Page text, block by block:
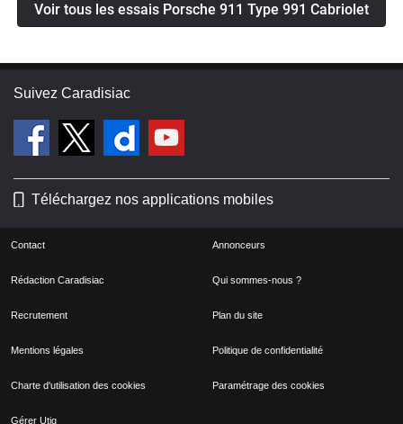
Voir tous les essais Porsche 911 Type 991 Cabriolet
Suivez Caradisiac
Téléchargez nos applications mobiles
Contact Annonceurs
Rédaction Caradisiac Qui sommes-nous ?
Recrutement Plan du site
Mentions légales Politique de confidentialité
Charte d'utilisation des cookies Paramétrage des cookies
Gérer Utiq